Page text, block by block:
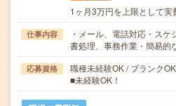
1ヶ月3万円を上限として実
仕事内容
・メール、電話対応・ス
書処理、事務作業・簡易
応募資格
職種未経験OK / ブランク
■未経験OK！